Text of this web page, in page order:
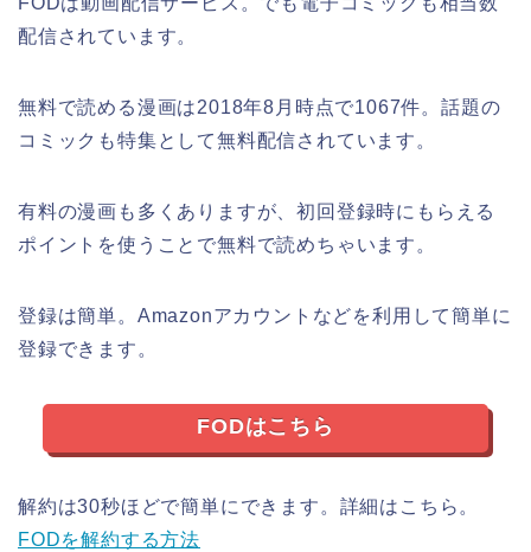
配信されています。
無料で読める漫画は2018年8月時点で1067件。話題の
コミックも特集として無料配信されています。
有料の漫画も多くありますが、初回登録時にもらえる
ポイントを使うことで無料で読めちゃいます。
登録は簡単。Amazonアカウントなどを利用して簡単に
登録できます。
FODはこちら
解約は30秒ほどで簡単にできます。詳細はこちら。
FODを解約する方法